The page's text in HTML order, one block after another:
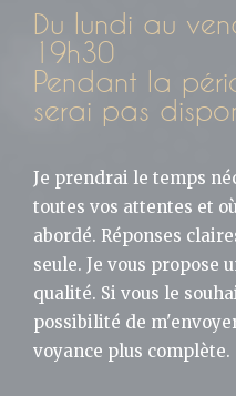
Du lundi au
19h30
Pendant la
serai pas
Je prendrai le temps
toutes vos attentes et
abordé. Réponses
seule. Je vous propose
qualité. Si vous le
possibilité de
voyance plus complète.